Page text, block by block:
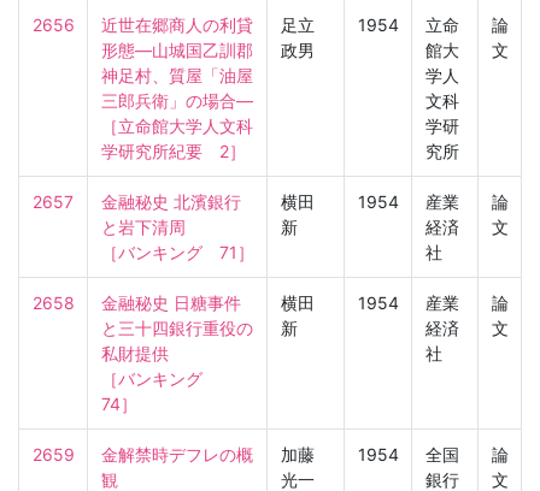
2656
近世在郷商人の利貸
形態—山城国乙訓郡
神足村、質屋「油屋
三郎兵衛」の場合—
［立命館大学人文科
学研究所紀要　2］
足立
政男
1954
立命
館大
学人
文科
学研
究所
論
文
2657
金融秘史 北濱銀行
と岩下清周
［バンキング　71］
横田
新
1954
産業
経済
社
論
文
2658
金融秘史 日糖事件
と三十四銀行重役の
私財提供
［バンキング
74］
横田
新
1954
産業
経済
社
論
文
2659
金解禁時デフレの概
観
加藤
光一
1954
全国
銀行
論
文